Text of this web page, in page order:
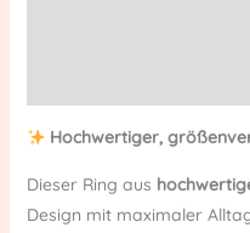
Hochwertiger,
Dieser Ring aus
Design mit maximaler